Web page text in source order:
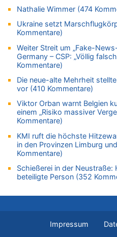
06.08.2026 - 09:22 von
Wasserstand des Rheins in
06.08.2026 - 09:13 von 5/11 zu
Wasserstand des Rheins in
06.08.2026 - 09:05 von 5/11
Mehrere Menschen in
06.08.2026 - 08:39 von
Mehrere Menschen in
06.08.2026 - 07:33 von
Wie kam es zur Ceuta-Krise?
Wasserstand des Rheins in
06.08.2026 - 07:21 von PvD zu
Mehrere Menschen in
06.08.2026 - 00:22 von Peter
05.08.2026 - 23:29 von
Nathalie Wimmer (474
Ukraine setzt
Kommentare)
Weiter Streit um „Fake-
Germany – CSP: „Völlig
Kommentare)
Die neue-alte Mehrheit
vor (410 Kommentare)
Viktor Orban warnt Belgien
einem „Risiko massiver
Kommentare)
KMI ruft die höchste
in den Provinzen Limburg
Kommentare)
Schießerei in der Neustraße:
beteiligte Person (352
Impressum